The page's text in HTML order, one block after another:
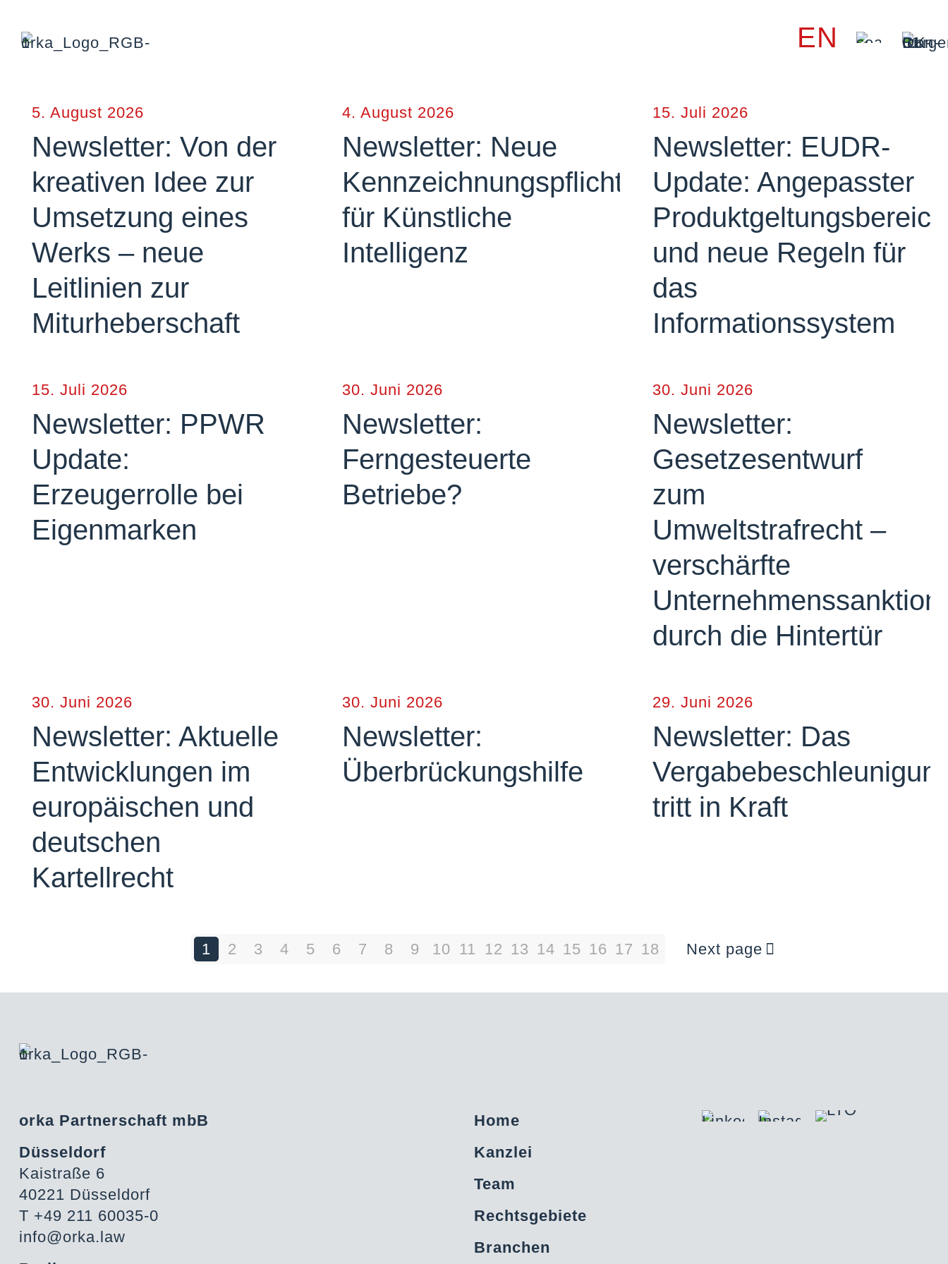
EN
5. August 2026
Newsletter: Von der
kreativen Idee zur
Umsetzung eines
Werks – neue
Leitlinien zur
Miturheberschaft
4. August 2026
Newsletter: Neue
Kennzeichnungspflichten
für Künstliche
Intelligenz
15. Juli 2026
Newsletter: EUDR-
Update: Angepasster
Produktgeltungsbereich
und neue Regeln für
das
Informationssystem
15. Juli 2026
Newsletter: PPWR
Update:
Erzeugerrolle bei
Eigenmarken
30. Juni 2026
Newsletter:
Ferngesteuerte
Betriebe?
30. Juni 2026
Newsletter:
Gesetzesentwurf
zum
Umweltstrafrecht –
verschärfte
durch die Hintertür
30. Juni 2026
Newsletter: Aktuelle
Entwicklungen im
europäischen und
deutschen
Kartellrecht
30. Juni 2026
Newsletter:
Überbrückungshilfe
29. Juni 2026
Newsletter: Das
tritt in Kraft
1 2 3 4 5 6 7 8 9 10 11 12 13 14 15 16 17 18 Next page
orka Partnerschaft mbB
Düsseldorf
Kaistraße 6
40221 Düsseldorf
T +49 211 60035-0
info@orka.law
Home
Kanzlei
Team
Rechtsgebiete
Branchen